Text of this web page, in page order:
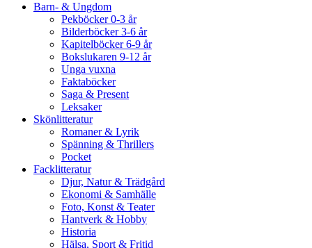
Barn- & Ungdom
Pekböcker 0-3 år
Bilderböcker 3-6 år
Kapitelböcker 6-9 år
Bokslukaren 9-12 år
Unga vuxna
Faktaböcker
Saga & Present
Leksaker
Skönlitteratur
Romaner & Lyrik
Spänning & Thrillers
Pocket
Facklitteratur
Djur, Natur & Trädgård
Ekonomi & Samhälle
Foto, Konst & Teater
Hantverk & Hobby
Historia
Hälsa, Sport & Fritid